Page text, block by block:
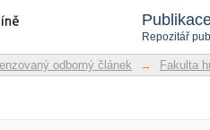
Repozitář
odborný článek → Fakulta